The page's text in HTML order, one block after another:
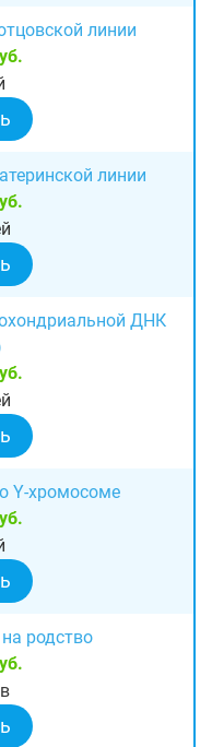
линии
линии
ДНК
Y-хромосоме
родство